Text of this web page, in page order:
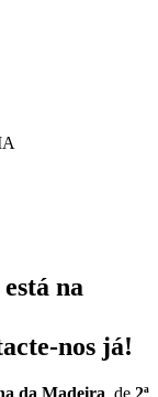
na
nos já!